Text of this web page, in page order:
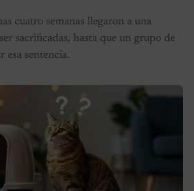
cuatro semanas llegaron a una
sacrificadas, hasta que un grupo de
esa sentencia.